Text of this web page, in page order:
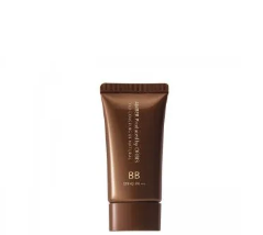
ゴパイト*4 密着カバーパウダー
EX（アルミナ、ヒアルロン酸
Na）、密着エアリーパウダー
EX（ポリアスパラギン酸Na、マイ
カ）配合＝仕上がり向上成分
ちり・ホコリ、紫外線などの外的刺
激から肌をガードします。スキンケ
ア後にこれひとつでライトメイク効
果。クレンジング不要で、紫外線吸
収剤やグリセリン、パラベンもフリ
ー処方。肌を休ませたい日、リモー